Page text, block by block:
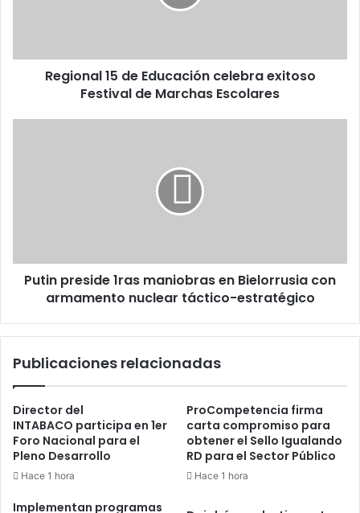
Marchas
EscolaresRegional 15 de Educación celebra exitoso
Festival de Marchas Escolares
nuclear
táctico-
estratégico
Putin preside 1ras maniobras en Bielorrusia con
armamento nuclear táctico-estratégico
Publicaciones relacionadas
Director del
INTABACO participa en 1er
Foro Nacional para el
Pleno Desarrollo
Hace 1 hora
ProCompetencia firma
carta compromiso para
obtener el Sello Igualando
RD para el Sector Público
Hace 1 hora
Implementan programas